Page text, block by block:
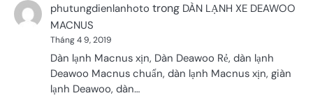
phutungdienlanhoto trong DÀN LẠNH XE DEAWOO
MACNUS
Tháng 4 9, 2019
Dàn lạnh Macnus xịn, Dàn Deawoo Rẻ, dàn lạnh
Deawoo Macnus chuẩn, dàn lạnh Macnus xịn, giàn
lạnh Deawoo, dàn…